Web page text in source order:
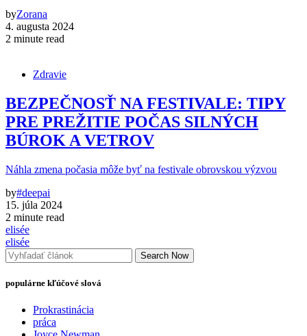
byZorana
4. augusta 2024
2 minute read
Zdravie
BEZPEČNOSŤ NA FESTIVALE: TIPY
PRE PREŽITIE POČAS SILNÝCH
BÚROK A VETROV
Náhla zmena počasia môže byť na festivale obrovskou výzvou
by#deepai
15. júla 2024
2 minute read
elisée
elisée
Search Now
populárne kľúčové slová
Prokrastinácia
práca